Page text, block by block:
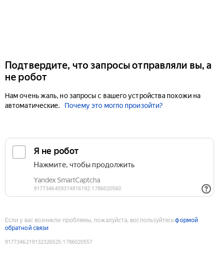
Подтвердите, что запросы отправляли вы, а
не робот
Нам очень жаль, но запросы с вашего устройства похожи на
автоматические.
Почему это могло произойти?
Если у вас возникли проблемы, пожалуйста, воспользуйтесьформой
обратной связи
9177346219132326525:1786020557